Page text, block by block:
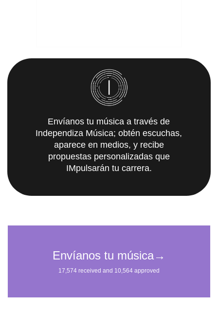
Envíanos tu música a través de
Independiza Música; obtén escuchas,
aparece en medios, y recibe
propuestas personalizadas que
IMpulsarán tu carrera.